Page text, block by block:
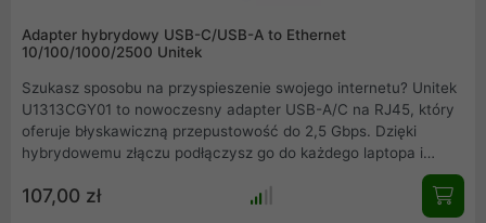
Adapter hybrydowy USB-C/USB-A to Ethernet
10/100/1000/2500 Unitek
Szukasz sposobu na przyspieszenie swojego internetu? Unitek
U1313CGY01 to nowoczesny adapter USB-A/C na RJ45, który
oferuje błyskawiczną przepustowość do 2,5 Gbps. Dzięki
hybrydowemu złączu podłączysz go do każdego laptopa i
komputera, a dodatkowy port USB-A pozwoli Ci zachować
pełną funkcjonalność sprzętu. Aluminiowa obudowa zapewnia
107,00 zł